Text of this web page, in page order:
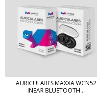
AURICULARES MAXXA WCN52
INEAR BLUETOOTH...